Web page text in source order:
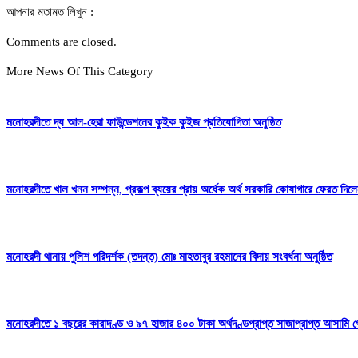
আপনার মতামত লিখুন :
Comments are closed.
More News Of This Category
মনোহরদীতে দ্য আল-হেরা ফাউন্ডেশনের কুইক কুইজ প্রতিযোগিতা অনুষ্ঠিত
মনোহরদীতে খাল খনন সম্পন্ন, প্রকল্প ব্যয়ের প্রায় অর্ধেক অর্থ সরকারি কোষাগারে ফেরত
মনোহরদী থানায় পুলিশ পরিদর্শক (তদন্ত) মোঃ মাহতাবুর রহমানের বিদায় সংবর্ধনা অনুষ্ঠিত
মনোহরদীতে ১ বছরের কারাদণ্ড ও ৯৭ হাজার ৪০০ টাকা অর্থদণ্ডপ্রাপ্ত সাজাপ্রাপ্ত আসামি